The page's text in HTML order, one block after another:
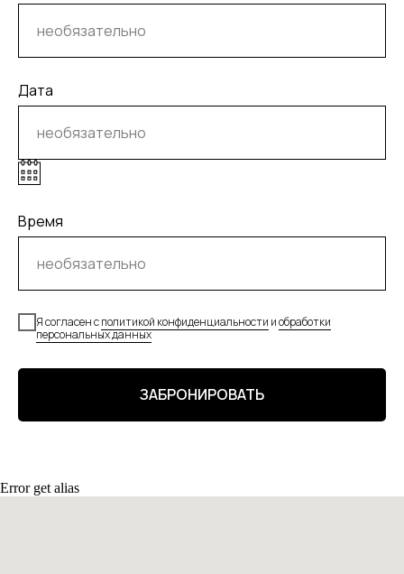
Дата
Время
Я согласен сполитикой конфиденциальности иобработки
персональных данных
ЗАБРОНИРОВАТЬ
Error get alias